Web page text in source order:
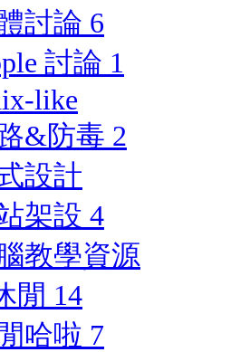
討論 6
討論 1
like
&防毒 2
設計
架設 4
教學資源
閒 14
哈啦 7